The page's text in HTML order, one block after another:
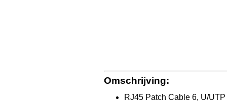
Omschrijving:
RJ45 Patch Cable 6, U/UTP